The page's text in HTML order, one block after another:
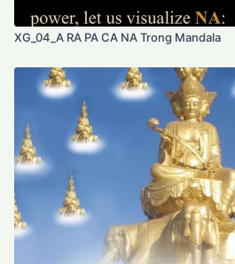
XG_04_A RA PA CA NA Trong Mandala